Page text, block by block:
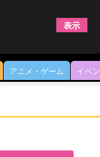
アニメ・ゲーム イベ
表示